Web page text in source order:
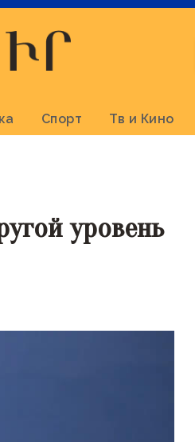
Спорт Тв и Кино
уровень